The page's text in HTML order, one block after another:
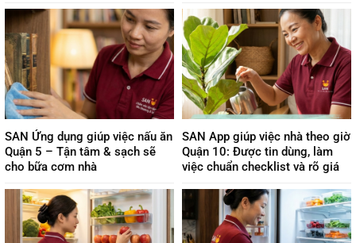
SAN Ứng dụng giúp việc nấu ăn
Quận 5 – Tận tâm & sạch sẽ
cho bữa cơm nhà
SAN App giúp việc nhà theo giờ
Quận 10: Được tin dùng, làm
việc chuẩn checklist và rõ giá